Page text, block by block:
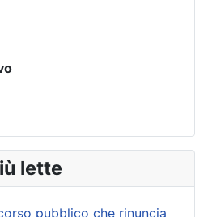
lette
pubblico che rinuncia